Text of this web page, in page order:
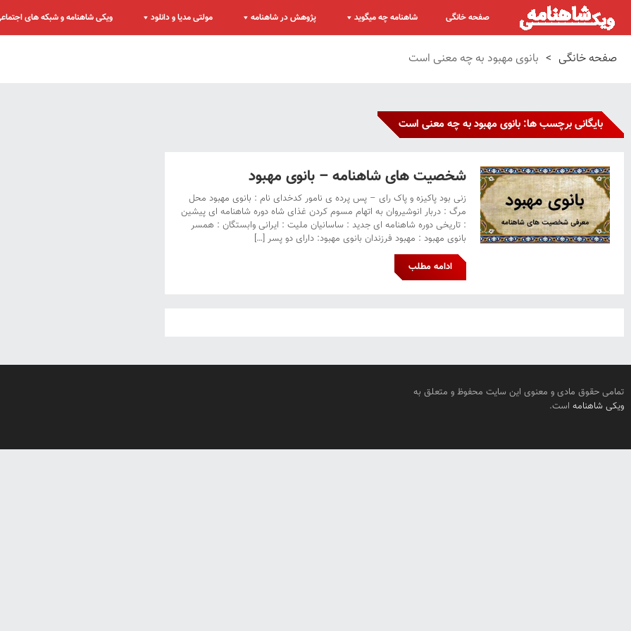
صفحه خانگی شاهنامه چه میگوید پژوهش در شاهنامه مولتی مدیا و دانلود ویکی شاهنامه و شبکه های
صفحه خانگی > بانوی مهبود به چه معنی است
بایگانی برچسب ها: بانوی مهبود به چه معنی است
شخصیت های شاهنامه – بانوی مهبود
زنی بود پاکیزه و پاک رای – پس پرده ی نامور کدخدای نام : بانوی مهبود محل
مرگ : دربار انوشیروان به اتهام مسوم کردن غذای شاه دوره شاهنامه ای پیشین
: تاریخی دوره شاهنامه ای جدید : ساسانیان ملیت : ایرانی وابستگان : همسر
بانوی مهبود : مهبود فرزندان بانوی مهبود: دارای دو پسر […]
ادامه مطلب
تمامی حقوق مادی و معنوی این سایت محفوظ و متعلق به
ویکی شاهنامه است.